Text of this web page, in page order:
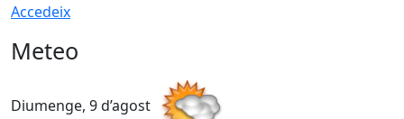
Accedeix
Meteo
Diumenge, 9 d’agost